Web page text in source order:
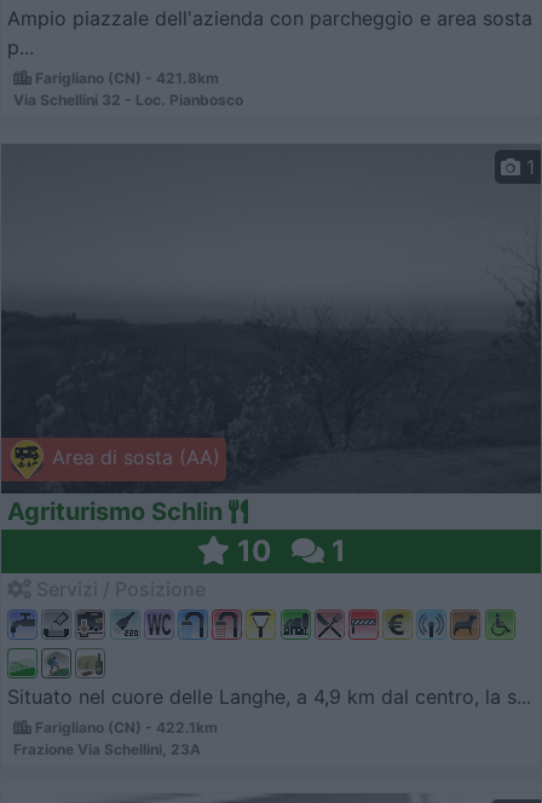
Ampio piazzale dell'azienda con parcheggio e area sosta
p...
Farigliano (CN) - 421.8km
Via Schellini 32 - Loc. Pianbosco
Area di sosta (AA)
1
Agriturismo Schlin
10 1
Situato nel cuore delle Langhe, a 4,9 km dal centro, la s...
Farigliano (CN) - 422.1km
Frazione Via Schellini, 23A